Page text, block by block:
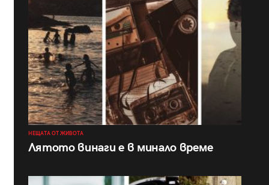
НЕЩАТА ОТ ЖИВОТА
Лятото винаги е в минало време